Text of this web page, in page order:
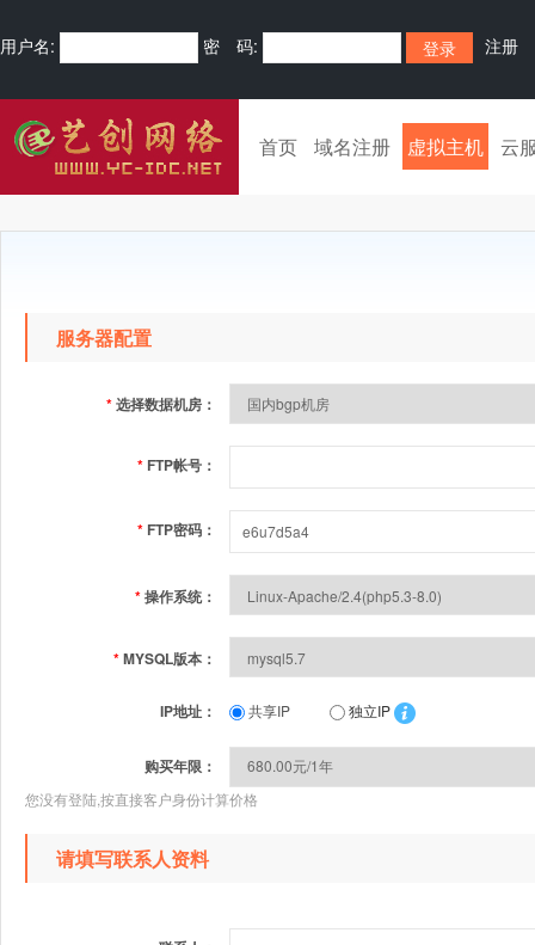
用户名: 密 码: 注册
首页 域名注册 虚拟主机 云
服务器配置
*选择数据机房：
* FTP帐号：
* FTP密码：
*操作系统：
*MYSQL版本：
IP地址： 共享IP 独立IP
购买年限：
您没有登陆,按直接客户身份计算价格
请填写联系人资料